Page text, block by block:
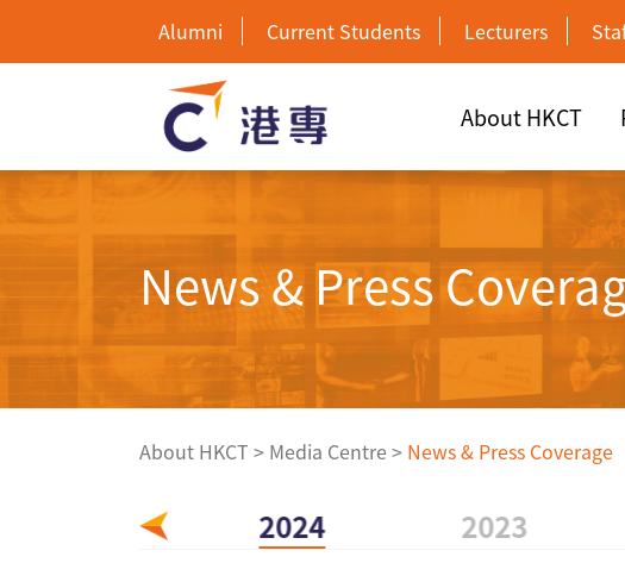
Alumni Current Students Lecturers
About HKCT
News & Press
About HKCT > Media Centre > News & Press Coverage
2024 2023